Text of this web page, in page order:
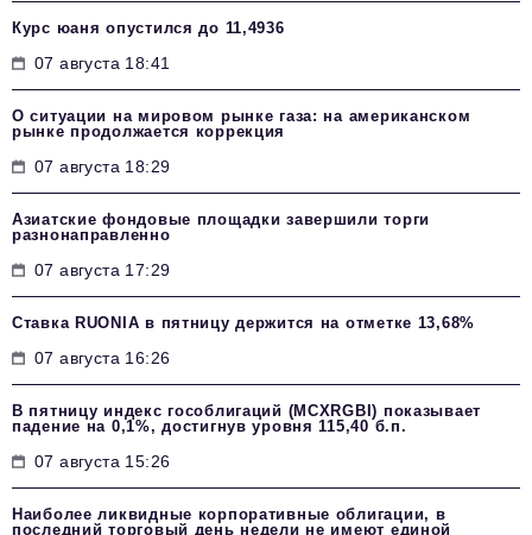
Курс юаня опустился до 11,4936
07 августа 18:41
О ситуации на мировом рынке газа: на американском
рынке продолжается коррекция
07 августа 18:29
Азиатские фондовые площадки завершили торги
разнонаправленно
07 августа 17:29
Ставка RUONIA в пятницу держится на отметке 13,68%
07 августа 16:26
В пятницу индекс гособлигаций (MCXRGBI) показывает
падение на 0,1%, достигнув уровня 115,40 б.п.
07 августа 15:26
Наиболее ликвидные корпоративные облигации, в
последний торговый день недели не имеют единой